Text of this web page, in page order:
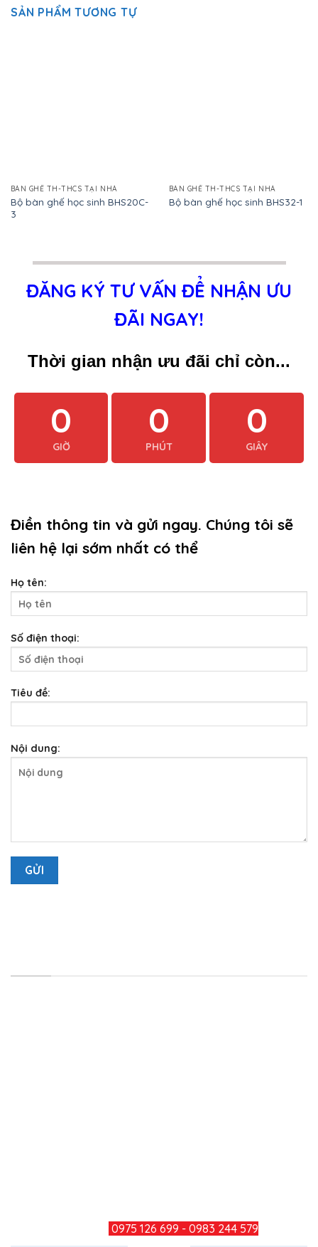
SẢN PHẨM TƯƠNG TỰ
BÀN GHẾ TH-THCS TẠI NHÀ
Bộ bàn ghế học sinh BHS20C-
3
BÀN GHẾ TH-THCS TẠI NHÀ
Bộ bàn ghế học sinh BHS32-1
ĐĂNG KÝ TƯ VẤN ĐỂ NHẬN ƯU
ĐÃI NGAY!
Thời gian nhận ưu đãi chỉ còn...
0
GIỜ
0
PHÚT
0
GIÂY
Điền thông tin và gửi ngay. Chúng tôi sẽ
liên hệ lại sớm nhất có thể
Họ tên:
Số điện thoại:
Tiêu đề:
Nội dung:
0975 126 699 - 0983 244 579